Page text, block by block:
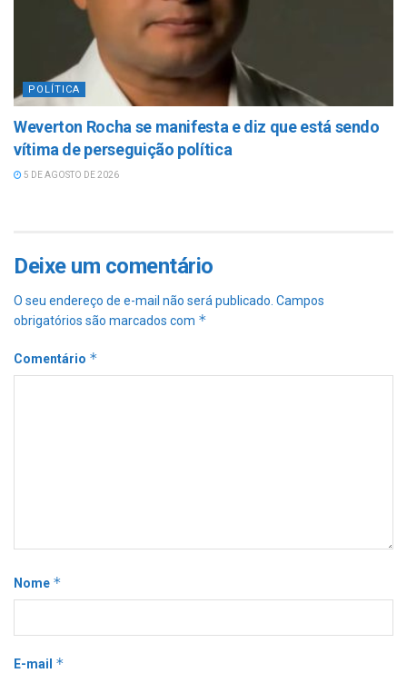
POLÍTICA
Weverton Rocha se manifesta e diz que está sendo
vítima de perseguição política
5 DE AGOSTO DE 2026
Deixe um comentário
O seu endereço de e-mail não será publicado. Campos
obrigatórios são marcados com *
Comentário *
Nome *
E-mail *